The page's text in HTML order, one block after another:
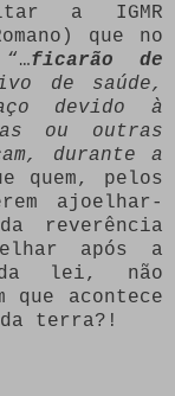
a IGMR
que no
ficarão de
de saúde,
devido à
ou outras
durante a
quem, pelos
ajoelhar-
reverência
após a
da lei, não
que acontece
terra?!